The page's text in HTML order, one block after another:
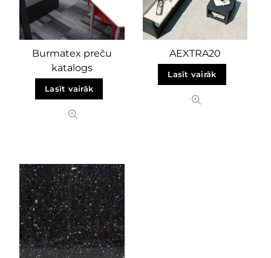
Burmatex preču
katalogs
Lasīt vairāk
AEXTRA20
Lasīt vairāk